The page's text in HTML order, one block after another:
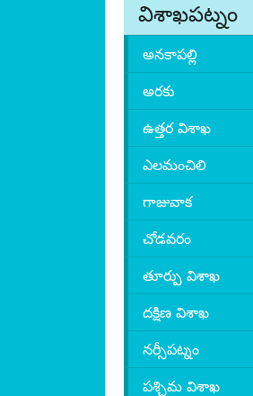
విశాఖపట్నం
అనకాపల్లి
అరకు
ఉత్తర విశాఖ
ఎలమంచిలి
గాజువాక
చోడవరం
తూర్పు విశాఖ
దక్షిణ విశాఖ
నర్సీపట్నం
పశ్చిమ విశాఖ